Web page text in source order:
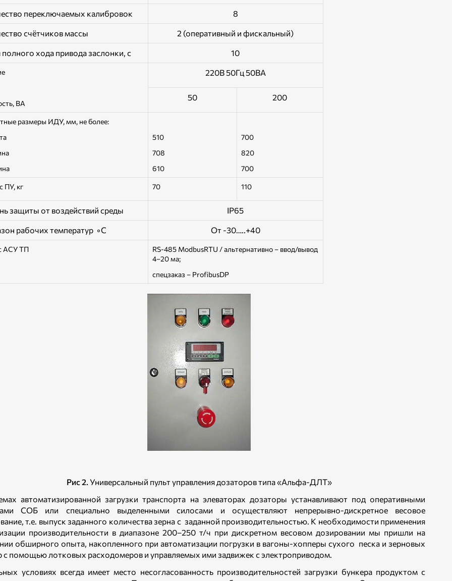
переключаемых калибровок 8
счётчиков массы 2 (оперативный и фискальный)
хода привода заслонки, с 10
ВА
220В 50Гц 50ВА
50 200
размеры ИДУ, мм, не более:
510
708
610
700
820
700
ПУ, кг 70 110
защиты от воздействий среды IP65
рабочих температур ◦С От -30…..+40
АСУ ТП
RS-485 ModbusRTU / альтернативно – ввод/вывод
4–20 ма;
спецзаказ – ProfibusDP
Рис 2. Универсальный пульт управления дозаторов типа «Альфа-ДЛТ»
автоматизированной загрузки транспорта на элеваторах дозаторы устанавливают под оперативными
СОБ или специально выделенными силосами и осуществляют непрерывно-дискретное весовое
т.е. выпуск заданного количества зерна с заданной производительностью. К необходимости применения
производительности в диапазоне 200–250 т/ч при дискретном весовом дозировании мы пришли на
обширного опыта, накопленного при автоматизации погрузки в вагоны-хопперы сухого песка и зерновых
с помощью лотковых расходомеров и управляемых ими задвижек с электроприводом.
условиях всегда имеет место несогласованность производительностей загрузки бункера продуктом с